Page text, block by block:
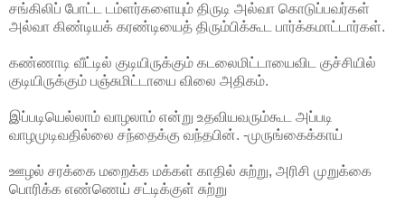
சங்கிலிப் போட்ட டம்ளர்களையும் திருடி அல்வா கொடுப்பவர்கள்
அல்வா கிண்டியக் கரண்டியைத் திரும்பிக்கூட பார்க்கமாட்டார்கள்.
கண்ணாடி வீட்டில் குடியிருக்கும் கடலைமிட்டாயைவிட குச்சியில்
குடியிருக்கும் பஞ்சுமிட்டாயை விலை அதிகம்.
இப்படியெல்லாம் வாழலாம் என்று உதவியவரும்கூட அப்படி
வாழமுடிவதில்லை சந்தைக்கு வந்தபின். -முருங்கைக்காய்
ஊழல் சரக்கை மறைக்க மக்கள் காதில் சுற்று, அரிசி முறுக்கை
பொரிக்க எண்ணெய் சட்டிக்குள் சுற்று